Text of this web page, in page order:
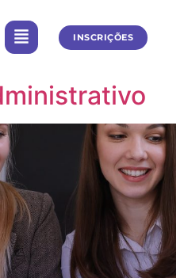
INSCRIÇÕES